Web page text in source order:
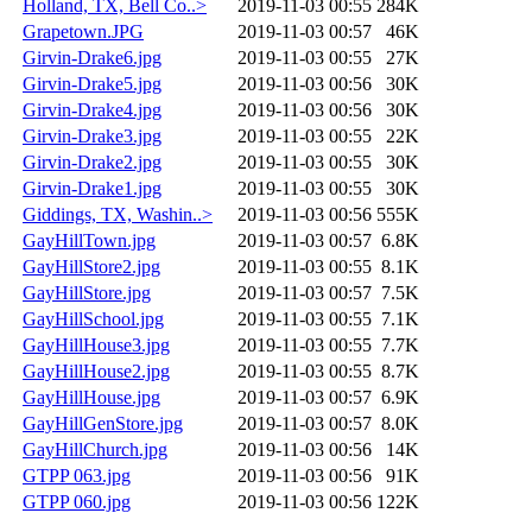
Holland, TX, Bell Co..>
2019-11-03 00:55 284K
Grapetown.JPG
2019-11-03 00:57
46K
Girvin-Drake6.jpg
2019-11-03 00:55
27K
Girvin-Drake5.jpg
2019-11-03 00:56
30K
Girvin-Drake4.jpg
2019-11-03 00:56
30K
Girvin-Drake3.jpg
2019-11-03 00:55
22K
Girvin-Drake2.jpg
2019-11-03 00:55
30K
Girvin-Drake1.jpg
2019-11-03 00:55
30K
Giddings, TX, Washin..>
2019-11-03 00:56 555K
GayHillTown.jpg
2019-11-03 00:57 6.8K
GayHillStore2.jpg
2019-11-03 00:55 8.1K
GayHillStore.jpg
2019-11-03 00:57 7.5K
GayHillSchool.jpg
2019-11-03 00:55 7.1K
GayHillHouse3.jpg
2019-11-03 00:55 7.7K
GayHillHouse2.jpg
2019-11-03 00:55 8.7K
GayHillHouse.jpg
2019-11-03 00:57 6.9K
GayHillGenStore.jpg
2019-11-03 00:57 8.0K
GayHillChurch.jpg
2019-11-03 00:56
14K
GTPP 063.jpg
2019-11-03 00:56
91K
GTPP 060.jpg
2019-11-03 00:56 122K